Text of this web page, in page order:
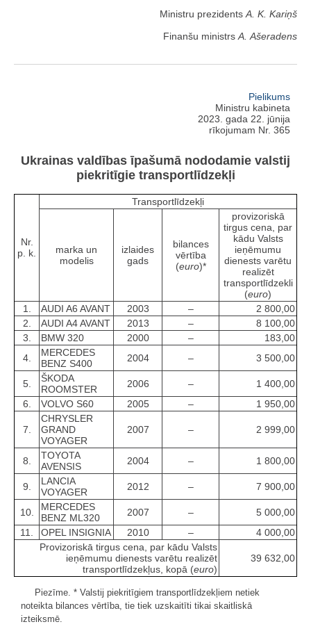
Ministru prezidents A. K. Kariņš
Finanšu ministrs A. Ašeradens
Pielikums
Ministru kabineta
2023. gada 22. jūnija
rīkojumam Nr. 365
Ukrainas valdības īpašumā nododamie valstij
piekritīgie transportlīdzekļi
Nr.
p. k.
Transportlīdzekļi
marka un
modelis
izlaides
gads
bilances
vērtība
(euro)*
provizoriskā
tirgus cena, par
kādu Valsts
ieņēmumu
dienests varētu
realizēt
transportlīdzekli
(euro)
1.
AUDI A6 AVANT 2003 –
2 800,00
2.
AUDI A4 AVANT 2013 –
8 100,00
3.
BMW 320 2000 –
183,00
4.
MERCEDES
BENZ S400
2004 – 3 500,00
5.
ŠKODA
ROOMSTER
2006 –
1 400,00
6.
VOLVO S60 2005 – 1 950,00
7.
CHRYSLER
GRAND
VOYAGER
2007 – 2 999,00
8.
TOYOTA
AVENSIS
2004 – 1 800,00
9.
LANCIA
VOYAGER
2012 – 7 900,00
10.
MERCEDES
BENZ ML320
2007 –
5 000,00
11.
OPEL INSIGNIA 2010 –
4 000,00
Provizoriskā tirgus cena, par kādu Valsts
ieņēmumu dienests varētu realizēt
transportlīdzekļus, kopā (euro)
39 632,00
Piezīme. * Valstij piekritīgiem transportlīdzekļiem netiek
noteikta bilances vērtība, tie tiek uzskaitīti tikai skaitliskā
izteiksmē.